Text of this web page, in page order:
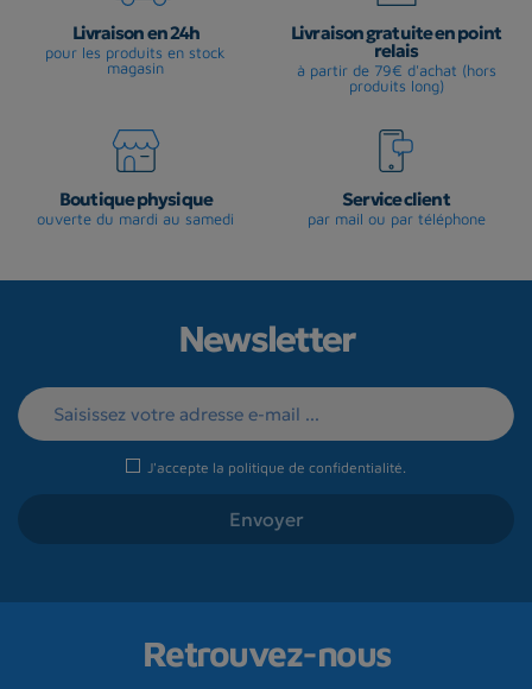
Livraison en 24h
pour les produits en stock
magasin
Livraison gratuite en point
relais
à partir de 79€ d'achat (hors
produits long)
Boutique physique
ouverte du mardi au samedi
Service client
par mail ou par téléphone
Newsletter
J'accepte la politique de confidentialité
Retrouvez-nous